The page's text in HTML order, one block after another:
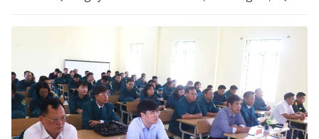
phòng về tăng cường công tác giáo dục chính trị, quản
lý tư tưởng, duy trì kỷ luật và bảo đảm an toàn trong
Quân đội Nhân dân Việt Nam với chủ đề giữ vững tư
tưởng, chính trị, phát huy giá trị văn hóa “Bộ đội Cụ
Hồ”; tạo chuyển biến vững chắc về chấp hành pháp
luật, kỷ luật và bảo đảm an toàn trong lực lượng vũ
trang (LLVT) tỉnh.